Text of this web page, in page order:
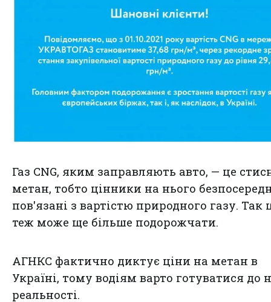
Газ CNG, яким заправляють авто, — це
метан, тобто цінники на нього
пов'язані з вартістю природного газу. Так
теж може ще більше подорожчати.
АГНКС фактично диктує ціни на метан в
Україні, тому водіям варто готуватися до
реальності.